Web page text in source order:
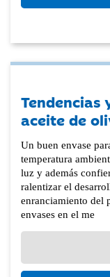
Tendencias
aceite de
Un buen envase
temperatura
luz y además
ralentizar el
enranciamiento del
envases en el me